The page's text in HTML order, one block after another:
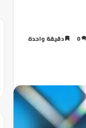
0 دقيقة واحدة